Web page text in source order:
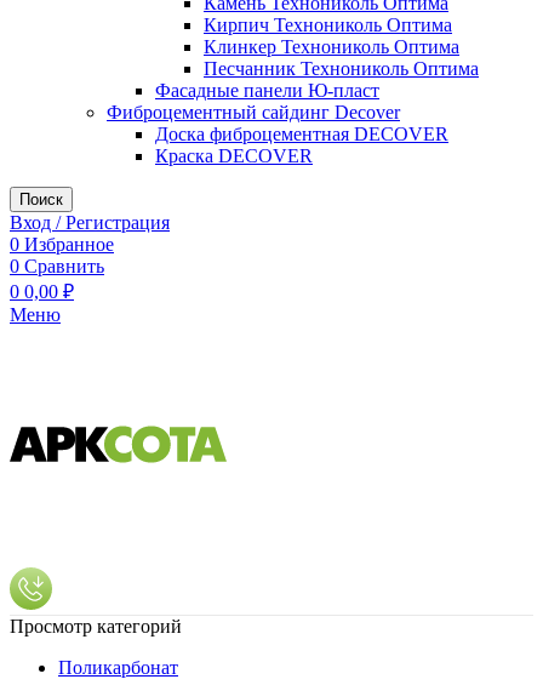
Кирпич Технониколь Оптима
Клинкер Технониколь Оптима
Песчанник Технониколь Оптима
Фасадные панели Ю-пласт
Фиброцементный сайдинг Decover
Доска фиброцементная DECOVER
Краска DECOVER
Поиск
Вход / Регистрация
0 Избранное
0 Сравнить
0 0,00 ₽
Меню
Просмотр категорий
Поликарбонат